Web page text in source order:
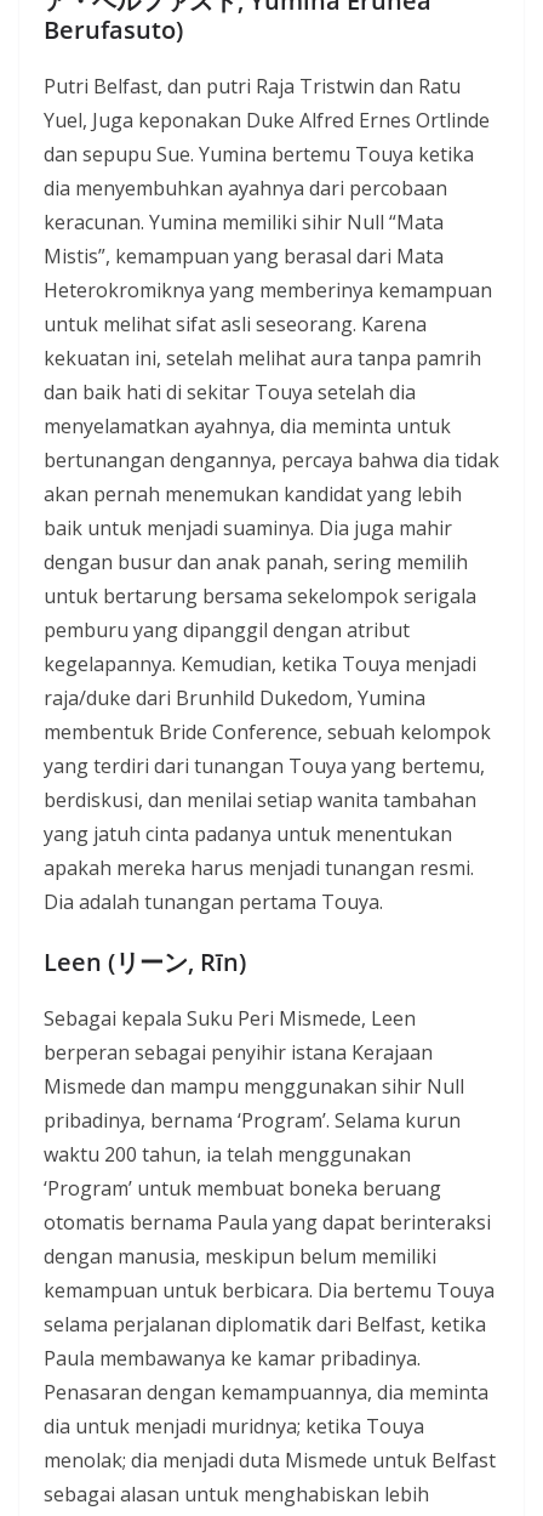
Berufasuto)
Putri Belfast, dan putri Raja Tristwin dan Ratu
Yuel, Juga keponakan Duke Alfred Ernes Ortlinde
dan sepupu Sue. Yumina bertemu Touya ketika
dia menyembuhkan ayahnya dari percobaan
keracunan. Yumina memiliki sihir Null “Mata
Mistis”, kemampuan yang berasal dari Mata
Heterokromiknya yang memberinya kemampuan
untuk melihat sifat asli seseorang. Karena
kekuatan ini, setelah melihat aura tanpa pamrih
dan baik hati di sekitar Touya setelah dia
menyelamatkan ayahnya, dia meminta untuk
bertunangan dengannya, percaya bahwa dia tidak
akan pernah menemukan kandidat yang lebih
baik untuk menjadi suaminya. Dia juga mahir
dengan busur dan anak panah, sering memilih
untuk bertarung bersama sekelompok serigala
pemburu yang dipanggil dengan atribut
kegelapannya. Kemudian, ketika Touya menjadi
raja/duke dari Brunhild Dukedom, Yumina
membentuk Bride Conference, sebuah kelompok
yang terdiri dari tunangan Touya yang bertemu,
berdiskusi, dan menilai setiap wanita tambahan
yang jatuh cinta padanya untuk menentukan
apakah mereka harus menjadi tunangan resmi.
Dia adalah tunangan pertama Touya.
Leen (リーン, Rīn)
Sebagai kepala Suku Peri Mismede, Leen
berperan sebagai penyihir istana Kerajaan
Mismede dan mampu menggunakan sihir Null
pribadinya, bernama ‘Program’. Selama kurun
waktu 200 tahun, ia telah menggunakan
‘Program’ untuk membuat boneka beruang
otomatis bernama Paula yang dapat berinteraksi
dengan manusia, meskipun belum memiliki
kemampuan untuk berbicara. Dia bertemu Touya
selama perjalanan diplomatik dari Belfast, ketika
Paula membawanya ke kamar pribadinya.
Penasaran dengan kemampuannya, dia meminta
dia untuk menjadi muridnya; ketika Touya
menolak; dia menjadi duta Mismede untuk Belfast
sebagai alasan untuk menghabiskan lebih